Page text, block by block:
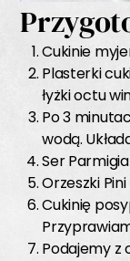
Cukinie
Plasterki
łyżki octu
Po 3
wodą.
Ser
Orzeszki
Cukinię
Podajemy z